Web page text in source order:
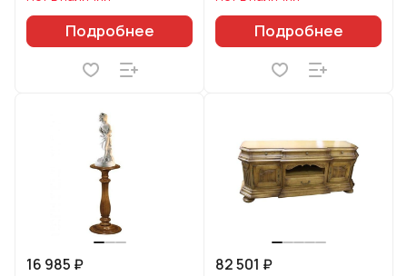
Подробнее Подробнее
16 985 ₽
82 501 ₽